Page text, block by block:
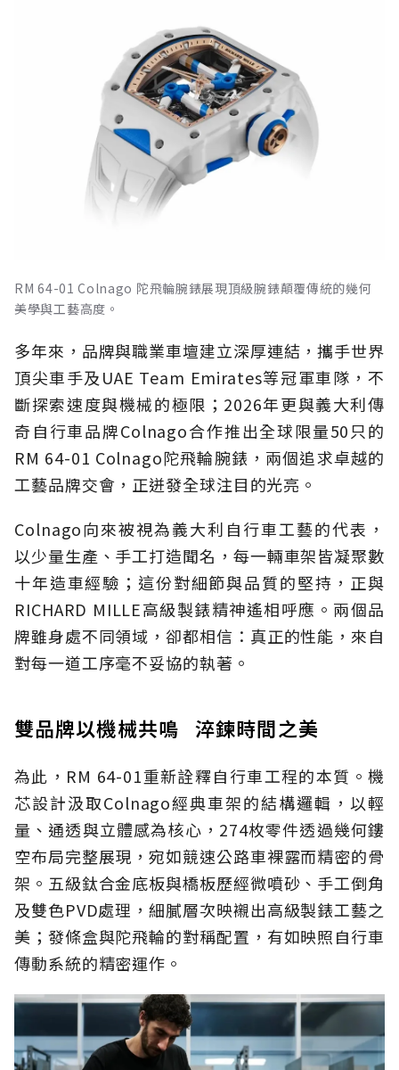
RM 64-01 Colnago 陀飛輪腕錶展現頂級腕錶顛覆傳統的幾何
美學與工藝高度。
多年來，品牌與職業車壇建立深厚連結，攜手世界
頂尖車手及UAE Team Emirates等冠軍車隊，不
斷探索速度與機械的極限；2026年更與義大利傳
奇自行車品牌Colnago合作推出全球限量50只的
RM 64-01 Colnago陀飛輪腕錶，兩個追求卓越的
工藝品牌交會，正迸發全球注目的光亮。
Colnago向來被視為義大利自行車工藝的代表，
以少量生產、手工打造聞名，每一輛車架皆凝聚數
十年造車經驗；這份對細節與品質的堅持，正與
RICHARD MILLE高級製錶精神遙相呼應。兩個品
牌雖身處不同領域，卻都相信：真正的性能，來自
對每一道工序毫不妥協的執著。
雙品牌以機械共鳴 淬鍊時間之美
為此，RM 64-01重新詮釋自行車工程的本質。機
芯設計汲取Colnago經典車架的結構邏輯，以輕
量、通透與立體感為核心，274枚零件透過幾何鏤
空布局完整展現，宛如競速公路車裸露而精密的骨
架。五級鈦合金底板與橋板歷經微噴砂、手工倒角
及雙色PVD處理，細膩層次映襯出高級製錶工藝之
美；發條盒與陀飛輪的對稱配置，有如映照自行車
傳動系統的精密運作。